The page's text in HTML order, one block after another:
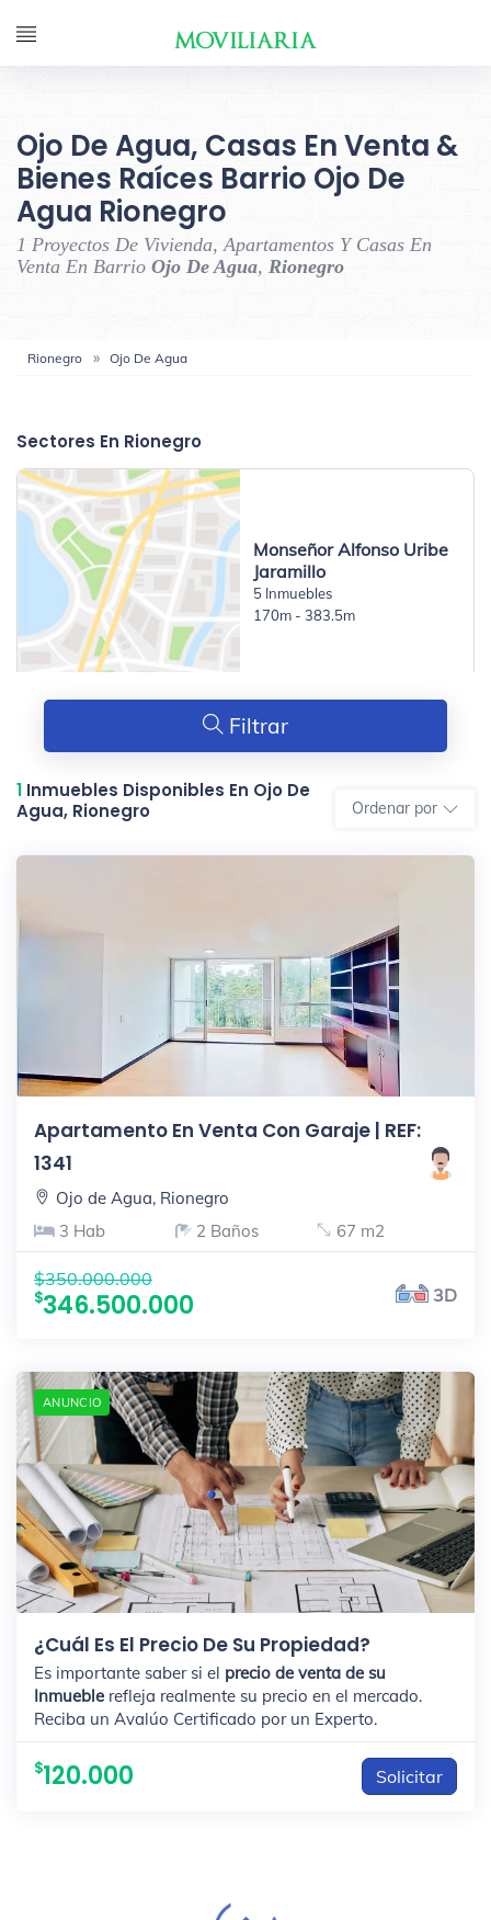
Ojo De Agua, Casas En Venta &
Bienes Raíces Barrio Ojo De
Agua Rionegro
1 Proyectos De Vivienda, Apartamentos Y Casas En
Venta En Barrio Ojo De Agua, Rionegro
Rionegro Ojo De Agua
Sectores En Rionegro
Monseñor Alfonso Uribe
Jaramillo
5 Inmuebles
170m - 383.5m
Filtrar
1 Inmuebles Disponibles En Ojo De
Agua, Rionegro
Ordenar por
Apartamento En Venta Con Garaje | REF:
1341
Ojo de Agua, Rionegro
3 Hab
2 Baños 67 m2
$350.000.000
346.500.000 3D
ANUNCIO
¿Cuál Es El Precio De Su Propiedad?
Es importante saber si el precio de venta de su
Inmueble refleja realmente su precio en el mercado.
Reciba un Avalúo Certificado por un Experto.
120.000 Solicitar